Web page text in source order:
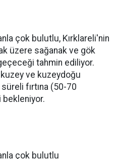
çok bulutlu, Kırklareli'nin
üzere sağanak ve gök
tahmin ediliyor.
ve kuzeydoğu
fırtına (50-70
çok bulutlu